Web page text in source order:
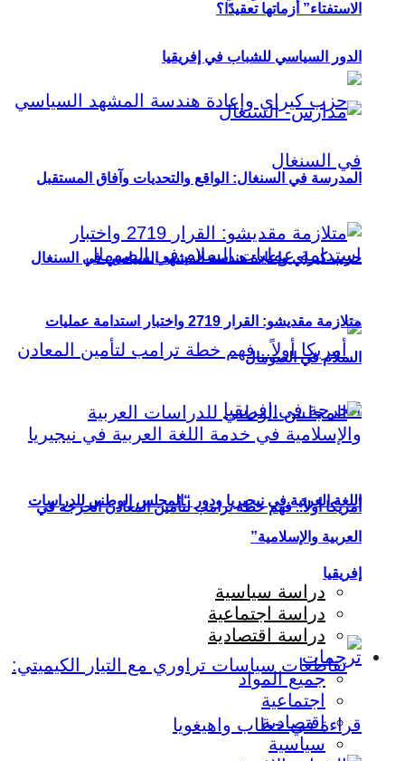
الاستفتاء” أزماتها تعقيدًا؟
حزب كيراي وإعادة هندسة المشهد السياسي في السنغال
أمريكا أولاً.. فهم خطة ترامب لتأمين المعادن الحرجة في
إفريقيا
الدور السياسي للشباب في إفريقيا
المدرسة في السنغال: الواقع والتحديات وآفاق المستقبل
متلازمة مقديشو: القرار 2719 واختبار استدامة عمليات
السلام في الصومال
اللغة العربية في نيجيريا ودور “المجلس الوطني للدراسات
العربية والإسلامية”
دراسة سياسية
دراسة اجتماعية
دراسة اقتصادية
ترجمات
جميع المواد
اجتماعية
اقتصادية
سياسية